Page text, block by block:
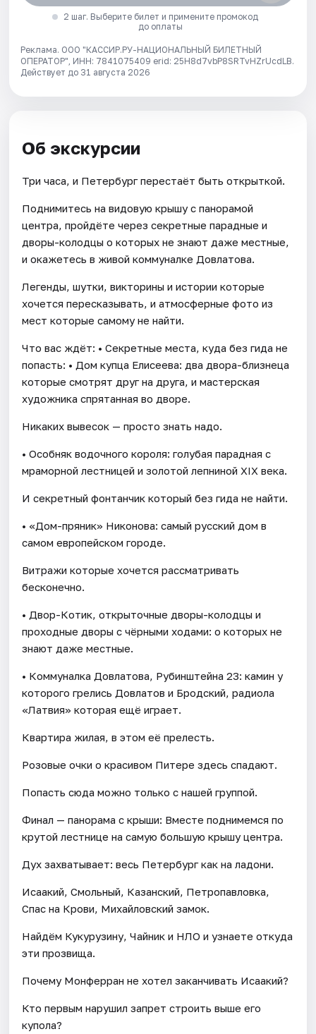
2 шаг. Выберите билет и примените промокод
до оплаты
Реклама. ООО "КАССИР.РУ-НАЦИОНАЛЬНЫЙ БИЛЕТНЫЙ
ОПЕРАТОР", ИНН: 7841075409 erid: 25H8d7vbP8SRTvHZrUcdLB.
Действует до 31 августа 2026
Об экскурсии
Три часа, и Петербург перестаёт быть открыткой.
Поднимитесь на видовую крышу с панорамой
центра, пройдёте через секретные парадные и
дворы-колодцы о которых не знают даже местные,
и окажетесь в живой коммуналке Довлатова.
Легенды, шутки, викторины и истории которые
хочется пересказывать, и атмосферные фото из
мест которые самому не найти.
Что вас ждёт: • Секретные места, куда без гида не
попасть: • Дом купца Елисеева: два двора-близнеца
которые смотрят друг на друга, и мастерская
художника спрятанная во дворе.
Никаких вывесок — просто знать надо.
• Особняк водочного короля: голубая парадная с
мраморной лестницей и золотой лепниной XIX века.
И секретный фонтанчик который без гида не найти.
• «Дом-пряник» Никонова: самый русский дом в
самом европейском городе.
Витражи которые хочется рассматривать
бесконечно.
• Двор-Котик, открыточные дворы-колодцы и
проходные дворы с чёрными ходами: о которых не
знают даже местные.
• Коммуналка Довлатова, Рубинштейна 23: камин у
которого грелись Довлатов и Бродский, радиола
«Латвия» которая ещё играет.
Квартира жилая, в этом её прелесть.
Розовые очки о красивом Питере здесь спадают.
Попасть сюда можно только с нашей группой.
Финал — панорама с крыши: Вместе поднимемся по
крутой лестнице на самую большую крышу центра.
Дух захватывает: весь Петербург как на ладони.
Исаакий, Смольный, Казанский, Петропавловка,
Спас на Крови, Михайловский замок.
Найдём Кукурузину, Чайник и НЛО и узнаете откуда
эти прозвища.
Почему Монферран не хотел заканчивать Исаакий?
Кто первым нарушил запрет строить выше его
купола?